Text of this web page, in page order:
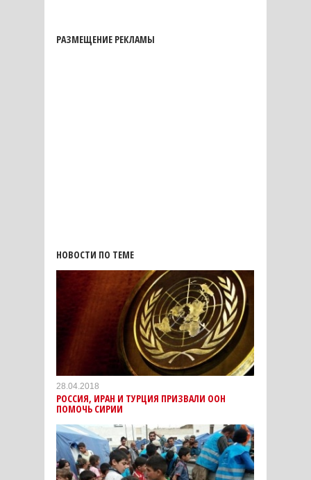
РАЗМЕЩЕНИЕ РЕКЛАМЫ
НОВОСТИ ПО ТЕМЕ
28.04.2018
РОССИЯ, ИРАН И ТУРЦИЯ ПРИЗВАЛИ ООН
ПОМОЧЬ СИРИИ